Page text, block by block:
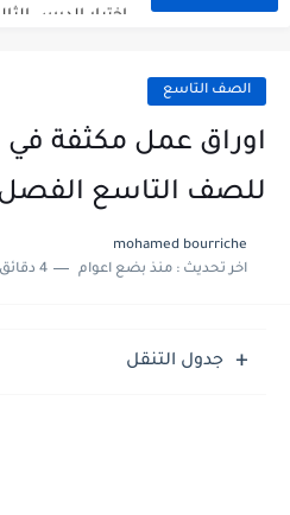
حل أسئلة الكيمياء
الصف التاسع
اوراق عمل مكثفة في
للصف التاسع الفصل
mohamed bourriche
اخر تحديث :منذ بضع اعوام 4 دقائق للقراءة
جدول التنقل